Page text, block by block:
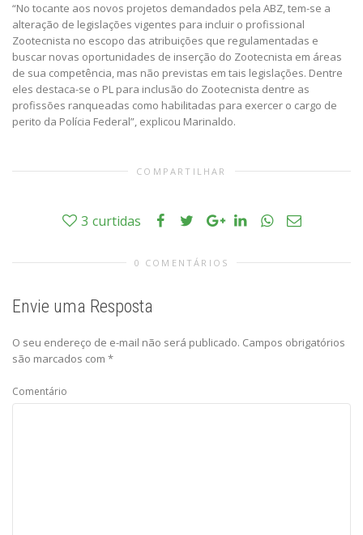
“No tocante aos novos projetos demandados pela ABZ, tem-se a
alteração de legislações vigentes para incluir o profissional
Zootecnista no escopo das atribuições que regulamentadas e
buscar novas oportunidades de inserção do Zootecnista em áreas
de sua competência, mas não previstas em tais legislações. Dentre
eles destaca-se o PL para inclusão do Zootecnista dentre as
profissões ranqueadas como habilitadas para exercer o cargo de
perito da Polícia Federal”, explicou Marinaldo.
COMPARTILHAR
3 curtidas
0 COMENTÁRIOS
Envie uma Resposta
O seu endereço de e-mail não será publicado. Campos obrigatórios
são marcados com *
Comentário